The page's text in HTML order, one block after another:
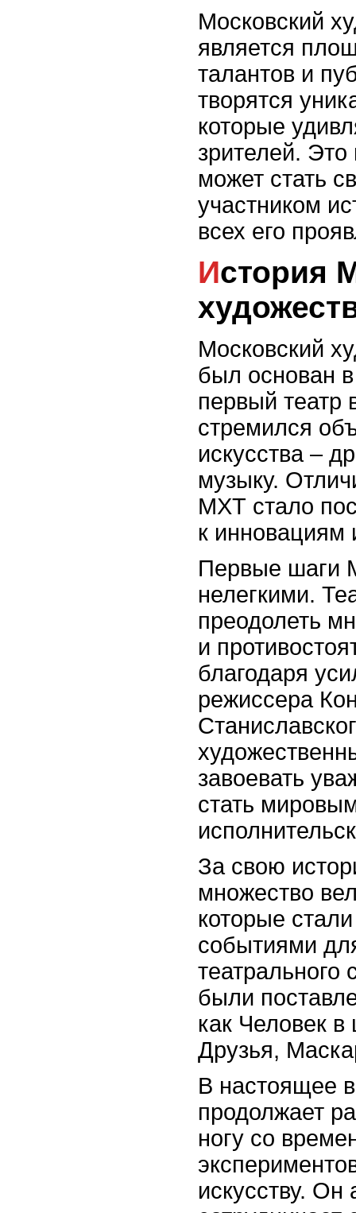
Московский
является
талантов и
творятся
которые
зрителей.
может стать
участником
всех его
История Московского
Московский
был основан
первый театр
стремился
искусства –
музыку.
МХТ стало
к инновациям
Первые шаги
нелегкими.
преодолеть
и
благодаря
режиссера
завоевать
стать
За свою
множество
которые
событиями
театрального
были
как Человек в
Друзья,
В настоящее
продолжает
ногу со
искусству. Он